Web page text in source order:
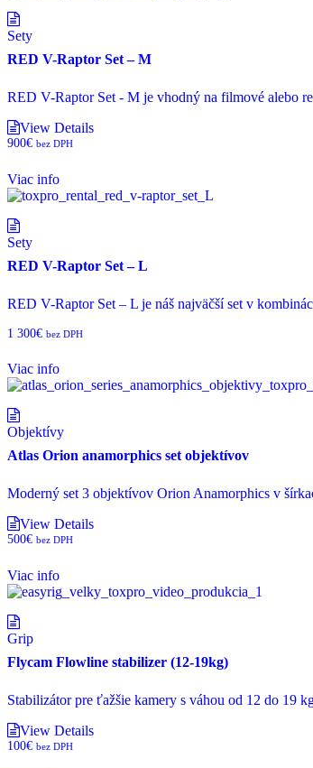
Sety
RED V-Raptor Set – M
RED V-Raptor Set - M je vhodný na filmové alebo
View Details
900€ bez DPH
Viac info
Sety
RED V-Raptor Set – L
RED V-Raptor Set – L je náš najväčší set v
1 300€ bez DPH
Viac info
Objektívy
Atlas Orion anamorphics set objektívov
Moderný set 3 objektívov Orion Anamorphics v
View Details
500€ bez DPH
Viac info
Grip
Flycam Flowline stabilizer (12-19kg)
Stabilizátor pre ťažšie kamery s váhou od 12 do 19
View Details
100€ bez DPH